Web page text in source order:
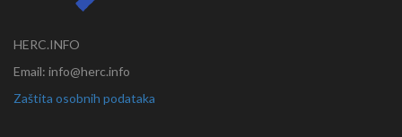
HERC.INFO
Email: info@herc.info
Zaštita osobnih podataka